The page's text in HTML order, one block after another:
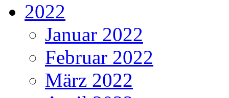
2022
Januar 2022
Februar 2022
März 2022